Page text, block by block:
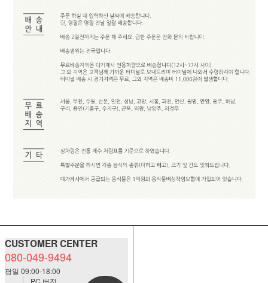
CUSTOMER CENTER
080-049-9494
평일 09:00-18:00
PC 버전